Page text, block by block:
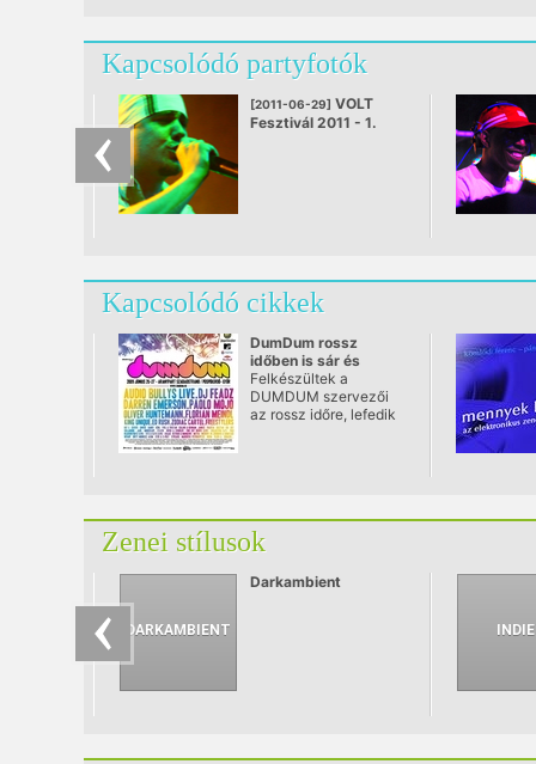
Kapcsolódó partyfotók
[2011-06-29] VOLT
Fesztivál 2011 - 1.
Kapcsolódó cikkek
DumDum rossz
időben is sár és
esőmentesen!!!
Felkészültek a
DUMDUM szervezői
az rossz időre, lefedik
Zenei stílusok
Darkambient